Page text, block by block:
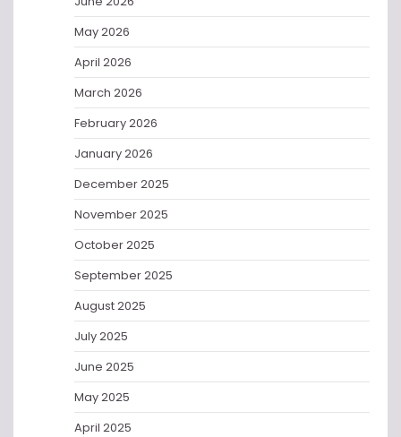
May 2026
April 2026
March 2026
February 2026
January 2026
December 2025
November 2025
October 2025
September 2025
August 2025
July 2025
June 2025
May 2025
April 2025